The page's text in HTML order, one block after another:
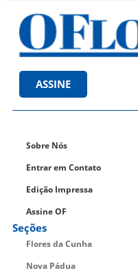
ASSINE
Sobre Nós
Entrar em Contato
Edição Impressa
Assine OF
Seções
Flores da Cunha
Nova Pádua